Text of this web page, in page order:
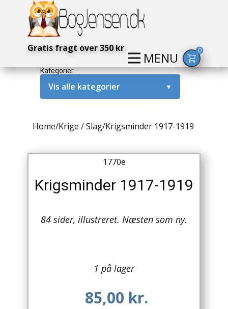
MENU
Gratis fragt over 350 kr 0
Kategorier
Vis alle kategorier ▼
Amerika / USA
Anden Verdenskrig
Antikke / Specielle Bøger
Arkæologi
Australien
Home/Krige / Slag/Krigsminder 1917-1919
1770e
Krigsminder 1917-1919
84 sider, illustreret. Næsten som ny.
1 på lager
85,00 kr.